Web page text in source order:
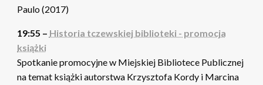
Paulo (2017)
19:55 – Historia tczewskiej biblioteki - promocja
książki
Spotkanie promocyjne w Miejskiej Bibliotece Publicznej
na temat książki autorstwa Krzysztofa Kordy i Marcina